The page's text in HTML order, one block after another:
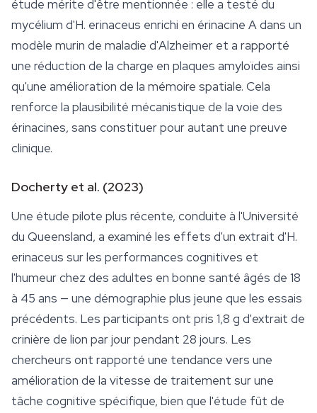
étude mérite d'être mentionnée : elle a testé du
mycélium d'H. erinaceus enrichi en érinacine A dans un
modèle murin de maladie d'Alzheimer et a rapporté
une réduction de la charge en plaques amyloïdes ainsi
qu'une amélioration de la mémoire spatiale. Cela
renforce la plausibilité mécanistique de la voie des
érinacines, sans constituer pour autant une preuve
clinique.
Docherty et al. (2023)
Une étude pilote plus récente, conduite à l'Université
du Queensland, a examiné les effets d'un extrait d'H.
erinaceus sur les performances cognitives et
l'humeur chez des adultes en bonne santé âgés de 18
à 45 ans — une démographie plus jeune que les essais
précédents. Les participants ont pris 1,8 g d'extrait de
crinière de lion par jour pendant 28 jours. Les
chercheurs ont rapporté une tendance vers une
amélioration de la vitesse de traitement sur une
tâche cognitive spécifique, bien que l'étude fût de